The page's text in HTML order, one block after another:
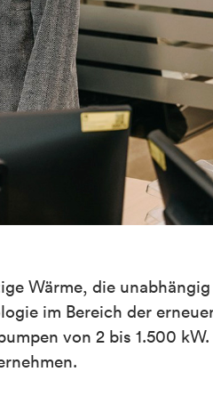
Wärme, die
im Bereich der
von 2 bis 1.500